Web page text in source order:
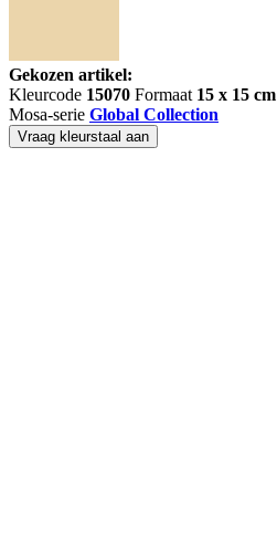
Gekozen artikel:
Kleurcode 15070 Formaat 15 x 15 cm
Mosa-serie Global Collection
Vraag kleurstaal aan